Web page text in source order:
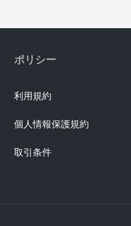
ポリシー
利用規約
個人情報保護規約
取引条件